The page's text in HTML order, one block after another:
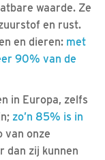
waarde. Ze
en rust.
en dieren: met
90% van de
in Europa, zelfs
zo’n 85% is in
van onze
dan zij kunnen